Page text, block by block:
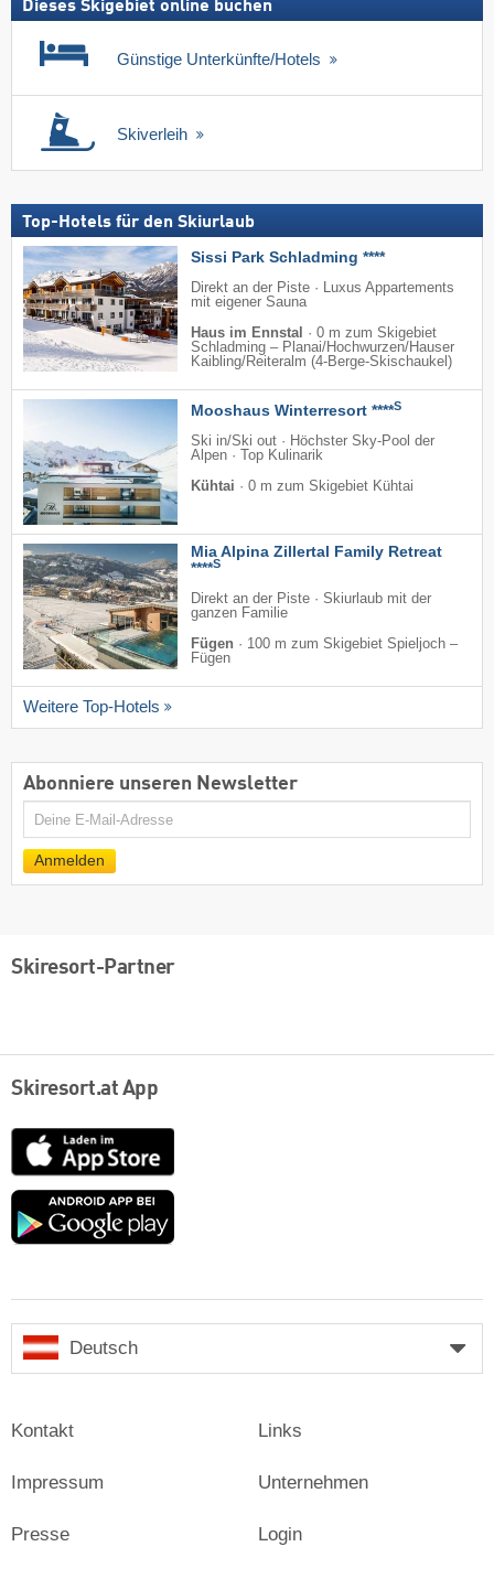
Dieses Skigebiet online buchen
Günstige Unterkünfte/Hotels
Skiverleih
Top-Hotels für den Skiurlaub
Sissi Park Schladming ****
Direkt an der Piste · Luxus Appartements
mit eigener Sauna
Haus im Ennstal · 0 m zum Skigebiet
Schladming – Planai/​Hochwurzen/​Hauser
Kaibling/​Reiteralm (4-Berge-Skischaukel)
Mooshaus Winterresort ****S
Ski in/Ski out · Höchster Sky-Pool der
Alpen · Top Kulinarik
Kühtai · 0 m zum Skigebiet Kühtai
Mia Alpina Zillertal Family Retreat
****S
Direkt an der Piste · Skiurlaub mit der
ganzen Familie
Fügen · 100 m zum Skigebiet Spieljoch –
Fügen
Weitere Top-Hotels
Abonniere unseren Newsletter
E-
Anmelden
Skiresort-Partner
Skiresort.at App
App
Store
Google
Deutsch
Kontakt
Impressum
Presse
Links
Unternehmen
Login